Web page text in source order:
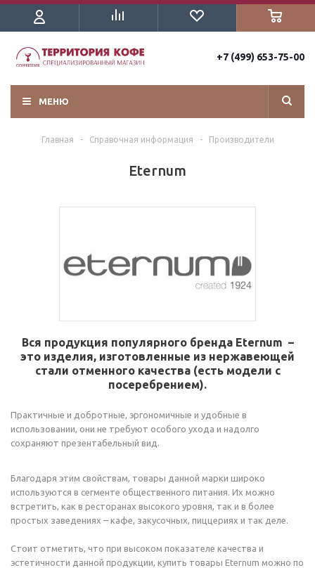
+7 (499) 653-75-00
МЕНЮ
Главная - Справочная информация - Производители
Eternum
Вся продукция популярного бренда Eternum –
это изделия, изготовленные из нержавеющей
стали отменного качества (есть модели с
посеребрением).
Практичные и добротные, эргономичные и удобные в
использовании, они не требуют особого ухода и надолго
сохраняют презентабельный вид.
Благодаря этим свойствам, товары данной марки широко
используются в сегменте общественного питания. Их можно
встретить, как в ресторанах высокого уровня, так и в более
простых заведениях – кафе, закусочных, пиццериях и так деле.
Стоит отметить, что при высоком показателе качества и
эстетичности данной продукции, купить товары Eternum можно по